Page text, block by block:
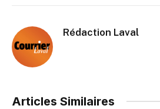
Rédaction Laval
Articles Similaires